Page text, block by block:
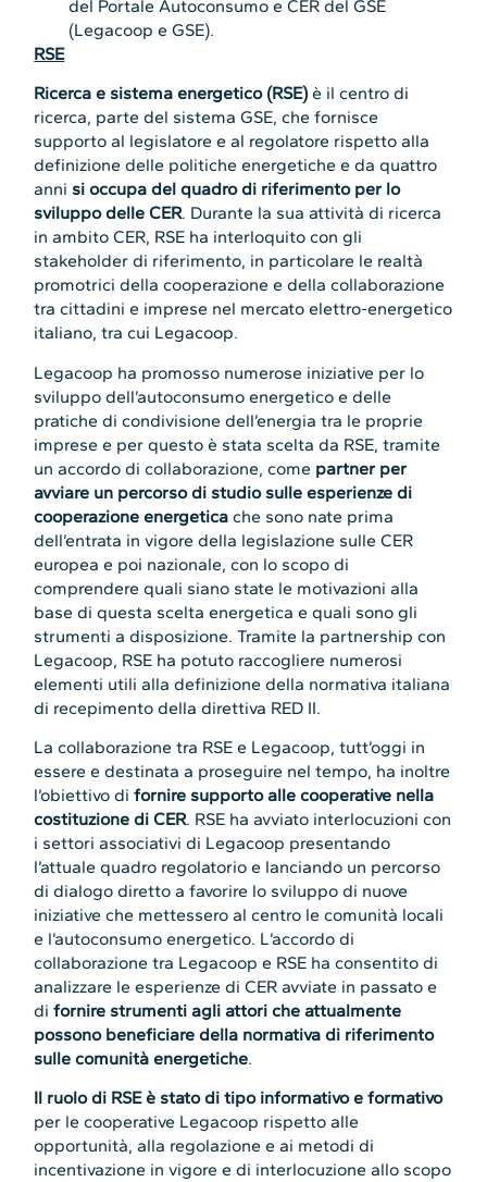
del Portale Autoconsumo e CER del GSE
(Legacoop e GSE).
RSE
Ricerca e sistema energetico (RSE)è il centro di
ricerca, parte del sistema GSE, che fornisce
supporto al legislatore e al regolatore rispetto alla
definizione delle politiche energetiche e da quattro
anni si occupa del quadro di riferimento per lo
sviluppo delle CER. Durante la sua attività di ricerca
in ambito CER, RSE ha interloquito con gli
stakeholder di riferimento, in particolare le realtà
promotrici della cooperazione e della collaborazione
tra cittadini e imprese nel mercato elettro-energetico
italiano, tra cui Legacoop.
Legacoop ha promosso numerose iniziative per lo
sviluppo dell’autoconsumo energetico e delle
pratiche di condivisione dell’energia tra le proprie
imprese e per questo è stata scelta da RSE, tramite
un accordo di collaborazione, come partner per
avviare un percorso di studio sulle esperienze di
cooperazione energetica che sono nate prima
dell’entrata in vigore della legislazione sulle CER
europea e poi nazionale, con lo scopo di
comprendere quali siano state le motivazioni alla
base di questa scelta energetica e quali sono gli
strumenti a disposizione. Tramite la partnership con
Legacoop, RSE ha potuto raccogliere numerosi
elementi utili alla definizione della normativa italiana
di recepimento della direttiva RED II.
La collaborazione tra RSE e Legacoop, tutt’oggi in
essere e destinata a proseguire nel tempo, ha inoltre
l’obiettivo difornire supporto alle cooperative nella
costituzione di CER. RSE ha avviato interlocuzioni con
i settori associativi di Legacoop presentando
l’attuale quadro regolatorio e lanciando un percorso
di dialogo diretto a favorire lo sviluppo di nuove
iniziative che mettessero al centro le comunità locali
e l’autoconsumo energetico. L’accordo di
collaborazione tra Legacoop e RSE ha consentito di
analizzare le esperienze di CER avviate in passato e
difornire strumenti agli attori che attualmente
possono beneficiare della normativa di riferimento
sulle comunità energetiche.
Il ruolo di RSE è stato di tipo informativo e formativo
per le cooperative Legacoop rispetto alle
opportunità, alla regolazione e ai metodi di
incentivazione in vigore e di interlocuzione allo scopo